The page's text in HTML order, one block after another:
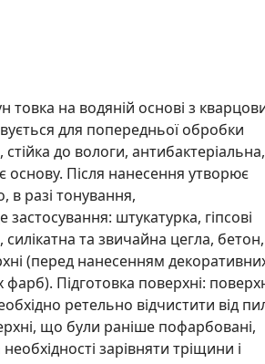
товка на водяній основі з
для попередньої обробки
до вологи, антибактеріальна,
основу. Після нанесення утворює
в разі тонування,
штукатурка, гіпсові
силікатна та звичайна цегла, бетон,
(перед нанесенням
Підготовка поверхні:
ретельно відчистити від
що були раніше пофарбовані,
зарівняти тріщини і